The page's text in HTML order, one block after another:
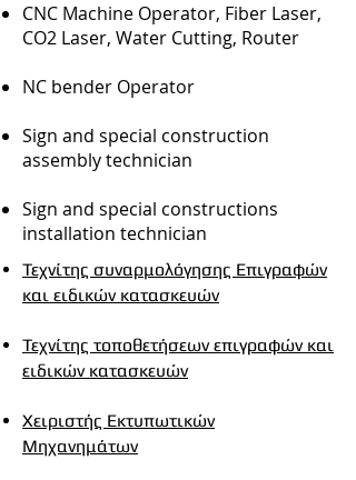
CNC Machine Operator, Fiber Laser,
CO2 Laser, Water Cutting, Router
NC bender Operator
Sign and special construction
assembly technician
Sign and special constructions
installation technician
Τεχνίτης συναρμολόγησης Επιγραφών
και ειδικών κατασκευών
Τεχνίτης τοποθετήσεων επιγραφών και
ειδικών κατασκευών
Χειριστής Εκτυπωτικών
Μηχανημάτων